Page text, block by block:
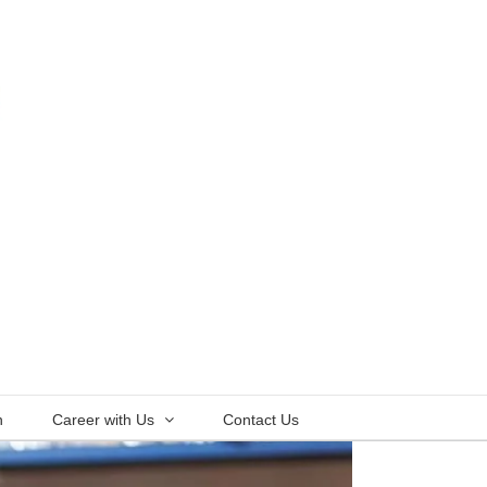
Career with Us Contact Us